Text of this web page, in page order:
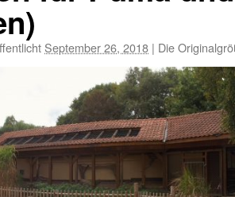
September 26, 2018 | Die